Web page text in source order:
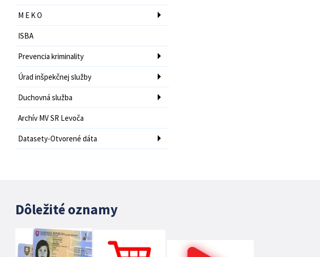
M E K O
ISBA
Prevencia kriminality
Úrad inšpekčnej služby
Duchovná služba
Archív MV SR Levoča
Datasety-Otvorené dáta
Dôležité oznamy